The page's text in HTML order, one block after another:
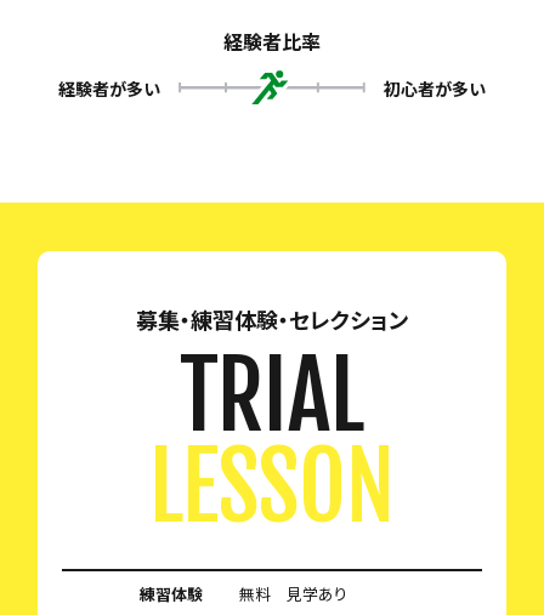
経験者比率
経験者が多い 初心者が多い
募集・練習体験・セレクション
TRIAL
LESSON
練習体験 無料 見学あり